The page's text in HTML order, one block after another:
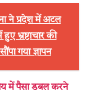
ने प्रदेश में अटल
भ्रष्टाचार की
गया ज्ञापन
में पैसा डबल करने